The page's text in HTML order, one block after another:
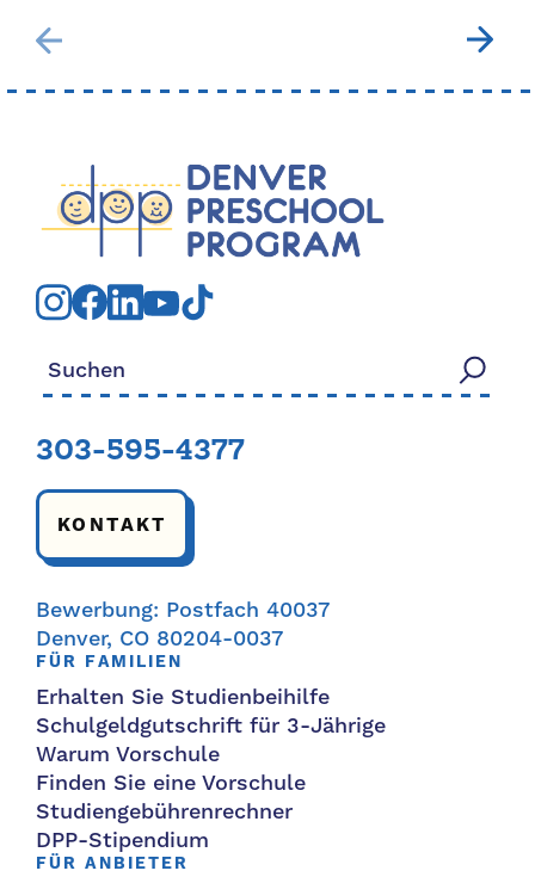
Suchen nach:
303-595-4377
KONTAKT
Bewerbung: Postfach 40037
Denver, CO 80204-0037
FÜR FAMILIEN
Erhalten Sie Studienbeihilfe
Schulgeldgutschrift für 3-Jährige
Warum Vorschule
Finden Sie eine Vorschule
Studiengebührenrechner
DPP-Stipendium
FÜR ANBIETER